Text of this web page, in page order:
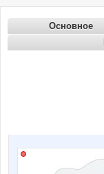
Основное